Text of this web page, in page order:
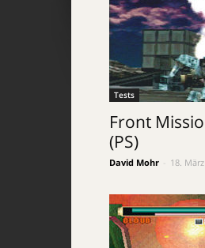
Tests
Front
(PS)
David Mohr 18.